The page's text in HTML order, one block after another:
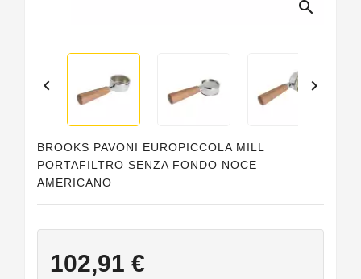
search
 
BROOKS PAVONI EUROPICCOLA MILL
PORTAFILTRO SENZA FONDO NOCE
AMERICANO
102,91 €